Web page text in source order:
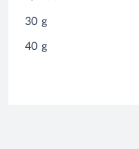
30 g
40 g